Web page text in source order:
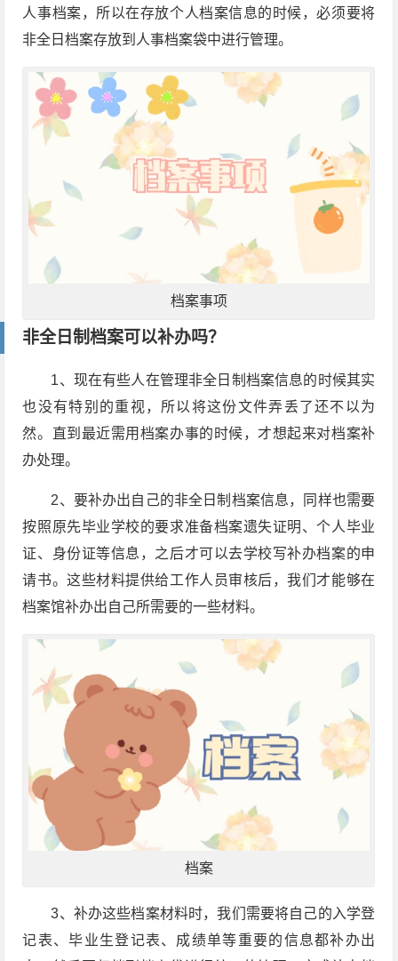
人事档案，所以在存放个人档案信息的时候，必须要将
非全日档案存放到人事档案袋中进行管理。
档案事项
非全日制档案可以补办吗？
1、现在有些人在管理非全日制档案信息的时候其实
也没有特别的重视，所以将这份文件弄丢了还不以为
然。直到最近需用档案办事的时候，才想起来对档案补
办处理。
2、要补办出自己的非全日制档案信息，同样也需要
按照原先毕业学校的要求准备档案遗失证明、个人毕业
证、身份证等信息，之后才可以去学校写补办档案的申
请书。这些材料提供给工作人员审核后，我们才能够在
档案馆补办出自己所需要的一些材料。
档案
3、补办这些档案材料时，我们需要将自己的入学登
记表、毕业生登记表、成绩单等重要的信息都补办出